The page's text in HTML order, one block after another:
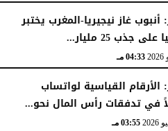
غاز نيجيريا-المغرب يختبر
جذب 25 مليار...
04:33 مـ
القياسية لواتساب
في تدفقات رأس المال نحو...
03:55 مـ